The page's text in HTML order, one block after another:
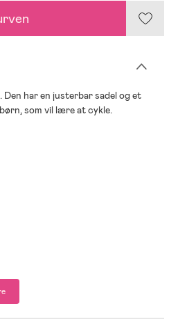
har en justerbar sadel og et
som vil lære at cykle.